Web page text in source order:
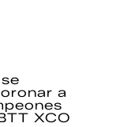
a
XCO